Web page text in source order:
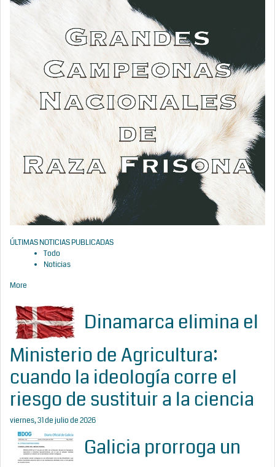
ÚLTIMAS NOTICIAS PUBLICADAS
Todo
Noticias
More
Dinamarca elimina el
Ministerio de Agricultura:
cuando la ideología corre el
riesgo de sustituir a la ciencia
viernes, 31 de julio de 2026
Galicia prorroga un